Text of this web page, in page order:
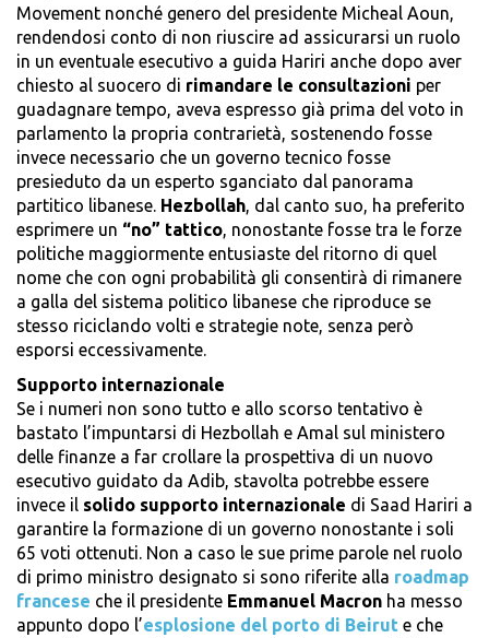
Movement nonché genero del presidente Micheal Aoun,
rendendosi conto di non riuscire ad assicurarsi un ruolo
in un eventuale esecutivo a guida Hariri anche dopo aver
chiesto al suocero di rimandare le consultazioni per
guadagnare tempo, aveva espresso già prima del voto in
parlamento la propria contrarietà, sostenendo fosse
invece necessario che un governo tecnico fosse
presieduto da un esperto sganciato dal panorama
partitico libanese. Hezbollah, dal canto suo, ha preferito
esprimere un “no” tattico, nonostante fosse tra le forze
politiche maggiormente entusiaste del ritorno di quel
nome che con ogni probabilità gli consentirà di rimanere
a galla del sistema politico libanese che riproduce se
stesso riciclando volti e strategie note, senza però
esporsi eccessivamente.
Supporto internazionale
Se i numeri non sono tutto e allo scorso tentativo è
bastato l’impuntarsi di Hezbollah e Amal sul ministero
delle finanze a far crollare la prospettiva di un nuovo
esecutivo guidato da Adib, stavolta potrebbe essere
invece il solido supporto internazionale di Saad Hariri a
garantire la formazione di un governo nonostante i soli
65 voti ottenuti. Non a caso le sue prime parole nel ruolo
di primo ministro designato si sono riferite alla roadmap
francese che il presidente Emmanuel Macron ha messo
appunto dopo l’esplosione del porto di Beirut e che